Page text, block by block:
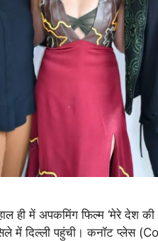
हाल ही में अपकमिंग फिल्म ‘मेरे
में दिल्ली पहुंची। कनॉट प्लेस